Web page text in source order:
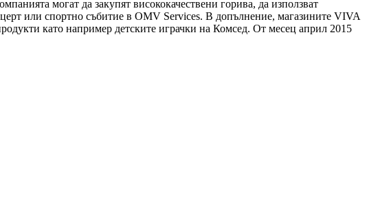
могат да закупят висококачествени горива, да използват
или спортно събитие в OMV Services. В допълнение, магазините VIVA
като например детските играчки на Комсед. От месец април 2015